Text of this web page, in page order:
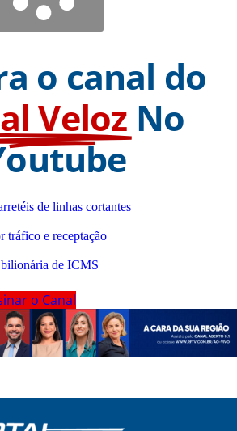
o canal do
Veloz No
de linhas cortantes
tráfico e receptação
de ICMS
o Canal